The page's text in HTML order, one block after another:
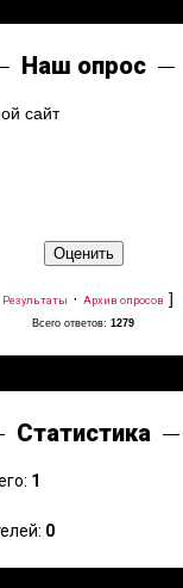
Наш опрос
сайт
Результаты · Архив опросов ]
Всего ответов: 1279
Статистика
1
0